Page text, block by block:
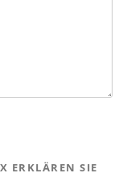
ERKLÄREN SIE